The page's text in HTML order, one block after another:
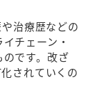
治療歴などの
チェーン・
のです。改ざ
されていくの